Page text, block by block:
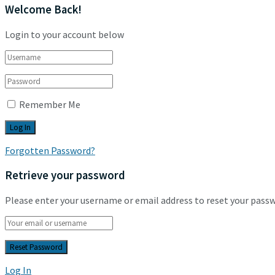
Welcome Back!
Login to your account below
Remember Me
Forgotten Password?
Retrieve your password
Please enter your username or email address to reset your
Log In